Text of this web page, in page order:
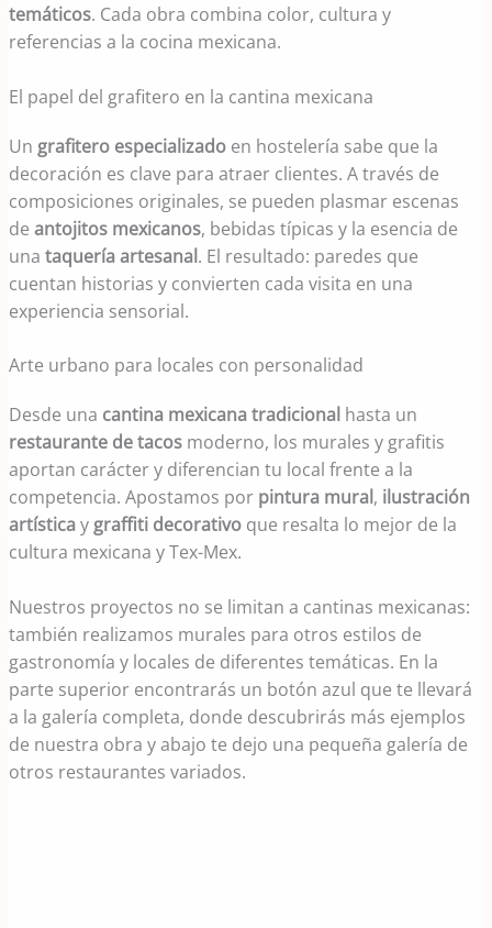
temáticos. Cada obra combina color, cultura y
referencias a la cocina mexicana.
El papel del grafitero en la cantina mexicana
Un grafitero especializado en hostelería sabe que la
decoración es clave para atraer clientes. A través de
composiciones originales, se pueden plasmar escenas
deantojitos mexicanos, bebidas típicas y la esencia de
unataquería artesanal. El resultado: paredes que
cuentan historias y convierten cada visita en una
experiencia sensorial.
Arte urbano para locales con personalidad
Desde una cantina mexicana tradicional hasta un
restaurante de tacos moderno, los murales y grafitis
aportan carácter y diferencian tu local frente a la
competencia. Apostamos por pintura mural, ilustración
artísticay graffiti decorativo que resalta lo mejor de la
cultura mexicana y Tex-Mex.
Nuestros proyectos no se limitan a cantinas mexicanas:
también realizamos murales para otros estilos de
gastronomía y locales de diferentes temáticas. En la
parte superior encontrarás un botón azul que te llevará
a la galería completa, donde descubrirás más ejemplos
de nuestra obra y abajo te dejo una pequeña galería de
otros restaurantes variados.